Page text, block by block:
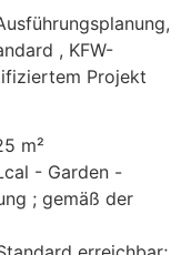
, KFW-
Projekt
m²
- Garden -
; gemäß der